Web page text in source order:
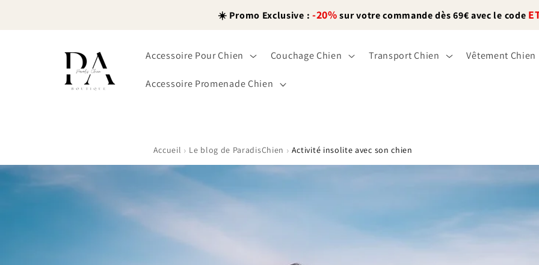
☀️ Promo Exclusive : -20%sur votre commande dès 69€ avec le code
Accessoire Pour Chien Couchage Chien Transport Chien Vêtement Chien
Accessoire Promenade Chien
Accueil › Le blog de ParadisChien › Activité insolite avec son chien